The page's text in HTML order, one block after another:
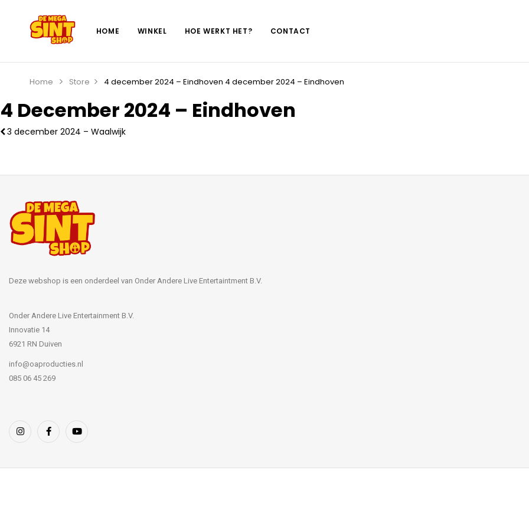
HOME WINKEL HOE WERKT HET? CONTACT
Home Store 4 december 2024 – Eindhoven 4 december 2024 – Eindhoven
4 December 2024 – Eindhoven
3 december 2024 – Waalwijk
Deze webshop is een onderdeel van Onder Andere Live Entertaintment B.V.
Onder Andere Live Entertainment B.V.
Innovatie 14
6921 RN Duiven
info@oaproducties.nl
085 06 45 269